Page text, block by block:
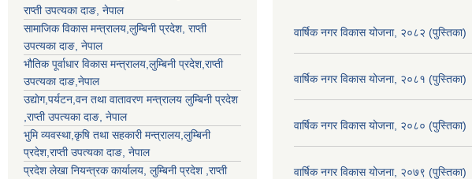
राप्ती उपत्यका दाङ , नेपाल
सामाजिक विकास मन्त्रालय, लुम्बिनी प्रदेश राप्ती
उपत्यका दाङ , नेपाल
भौतिक पूर्वाधार विकास मन्त्रालय, लुम्बिनी प्रदेश राप्ती
उपत्यका दाङ ,नेपाल
उद्याेग,पर्यटन,वन तथा वातावरण मन्त्रालय लुम्बिनी प्रदेश
राप्ती उपत्यका दाङ , नेपाल
भुमि व्यवस्था,कृषि तथा सहकारी मन्त्रालय, लुम्बिनी
प्रदेश राप्ती उपत्यका दाङ , नेपाल
प्रदेश लेखा नियन्त्रक कार्यालय, लुम्बिनी प्रदेश राप्ती
वार्षिक नगर विकास योजना, २०८२ (पुस्तिका)
वार्षिक नगर विकास योजना, २०८१ (पुस्तिका)
वार्षिक नगर विकास योजना, २०८० (पुस्तिका)
वार्षिक नगर विकास योजना, २०७९ (पुस्तिका)